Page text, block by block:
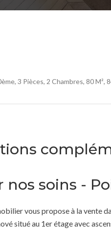
3 Pièces, 2 Chambres, 80 M²,
nos soins -
vous propose à la vente
situé au 1er étage avec